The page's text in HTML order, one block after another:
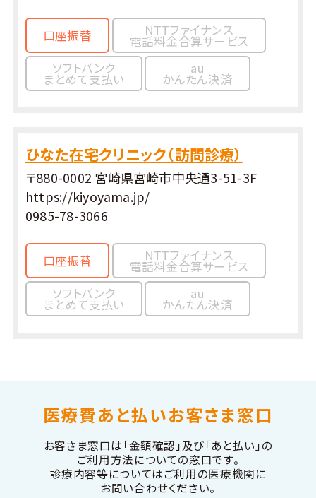
口座振替 NTTファイナンス
電話料金合算サービス
ソフトバンク
まとめて支払い
au
かんたん決済
ひなた在宅クリニック（訪問診療）
〒880-0002 宮崎県宮崎市中央通3-51-3F
https://kiyoyama.jp/
0985-78-3066
口座振替 NTTファイナンス
電話料金合算サービス
ソフトバンク
まとめて支払い
au
かんたん決済
医療費あと払いお客さま窓口
お客さま窓口は「金額確認」及び「あと払い」の
ご利用方法についての窓口です。
診療内容等についてはご利用の医療機関に
お問い合わせください。